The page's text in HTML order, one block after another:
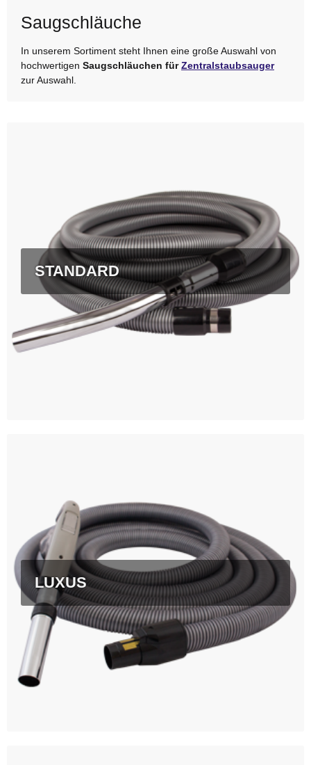
Saugschläuche
In unserem Sortiment steht Ihnen eine große Auswahl von
hochwertigen Saugschläuchen fürZentralstaubsauger
zur Auswahl.
STANDARD
LUXUS